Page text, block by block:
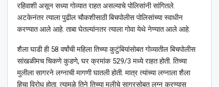
रहिवाशी असून सध्या गोव्यात राहत असल्याचे पोलिसांनी सांगितले.
अटकेनंतर त्याला पुढील चौकशीसाठी बिचपोलीस पोलिसांच्या स्वाधीन
करण्यात आले आहे. ताबा घेतल्यांनतर त्याला गोवा येथे नेण्यात आले आहे.
शैला घाडी ही 58 वर्षांची महिला तिच्या कुटुंबियांसोबत गोव्यातील बिचपोलीस
सांखळीमच चिकणे कुडणे, घर क्रमांक 529/3 मध्ये राहत होती. तिच्या
मुलीला सागरने लग्नाची मागणी घातली होती. मात्र त्यांच्या लग्नाला शैला
हिचा विरोध होता. त्यामुळे तिने तिच्या मुलीचे सागरसोबत लग्न करण्यास